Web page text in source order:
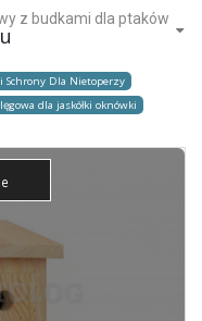
z budkami dla ptaków
Schrony Dla Nietoperzy
dla jaskółki oknówki